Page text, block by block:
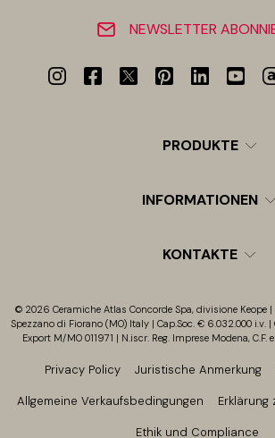
NEWSLETTER
PRODUKTE
INFORMATIONEN
KONTAKTE
© 2026 Ceramiche Atlas Concorde Spa, divisione Keope |
Spezzano di Fiorano (MO) Italy | Cap.Soc. € 6.032.000 i.v. |
Export M/MO 011971 | N.iscr. Reg. Imprese Modena, C.F.
Privacy Policy Juristische Anmerkung
Allgemeine Verkaufsbedingungen
Ethik und Compliance